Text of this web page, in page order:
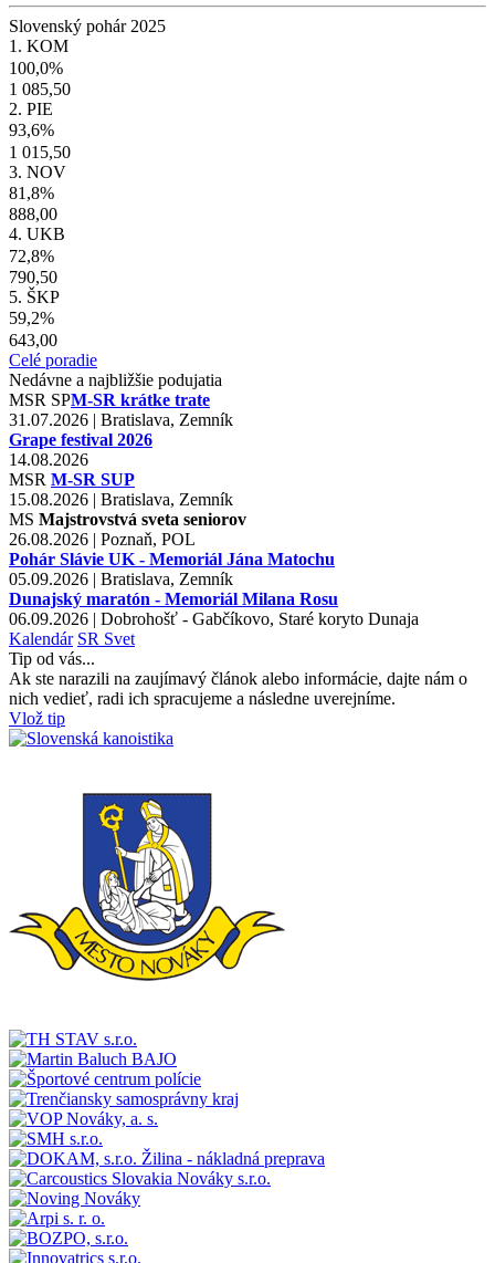
Slovenský pohár 2025
1. KOM
100,0%
1 085,50
2. PIE
93,6%
1 015,50
3. NOV
81,8%
888,00
4. UKB
72,8%
790,50
5. ŠKP
59,2%
643,00
Celé poradie
Nedávne a najbližšie podujatia
MSR SPM-SR krátke trate
31.07.2026 | Bratislava, Zemník
Grape festival 2026
14.08.2026
MSR M-SR SUP
15.08.2026 | Bratislava, Zemník
MS Majstrovstvá sveta seniorov
26.08.2026 | Poznaň, POL
Pohár Slávie UK - Memoriál Jána Matochu
05.09.2026 | Bratislava, Zemník
Dunajský maratón - Memoriál Milana Rosu
06.09.2026 | Dobrohošť - Gabčíkovo, Staré koryto Dunaja
Kalendár SR Svet
Tip od vás...
Ak ste narazili na zaujímavý článok alebo informácie, dajte nám o
nich vedieť, radi ich spracujeme a následne uverejníme.
Vlož tip